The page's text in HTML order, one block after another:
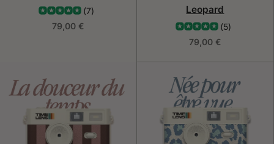
(7)
79,00 €
Leopard
(5)
79,00 €